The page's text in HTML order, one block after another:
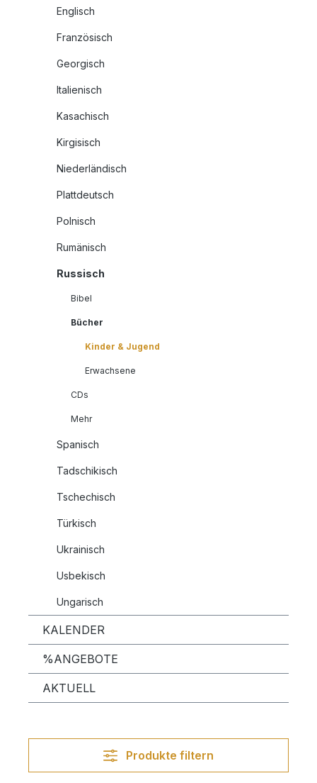
Englisch
Französisch
Georgisch
Italienisch
Kasachisch
Kirgisisch
Niederländisch
Plattdeutsch
Polnisch
Rumänisch
Russisch
Bibel
Bücher
Kinder & Jugend
Erwachsene
CDs
Mehr
Spanisch
Tadschikisch
Tschechisch
Türkisch
Ukrainisch
Usbekisch
Ungarisch
KALENDER
%ANGEBOTE
AKTUELL
Produkte filtern